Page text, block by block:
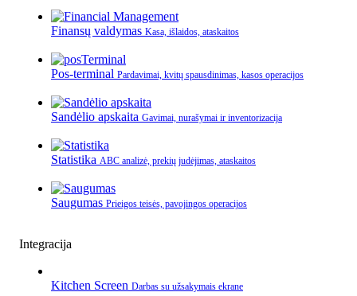
Finansų valdymas Kasa, išlaidos, ataskaitos
Pos-terminal Pardavimai, kvitų spausdinimas, kasos operacijos
Sandėlio apskaita Gavimai, nurašymai ir inventorizacija
Statistika ABC analizė, prekių judėjimas, ataskaitos
Saugumas Prieigos teisės, pavojingos operacijos
Integracija
Kitchen Screen Darbas su užsakymais ekrane